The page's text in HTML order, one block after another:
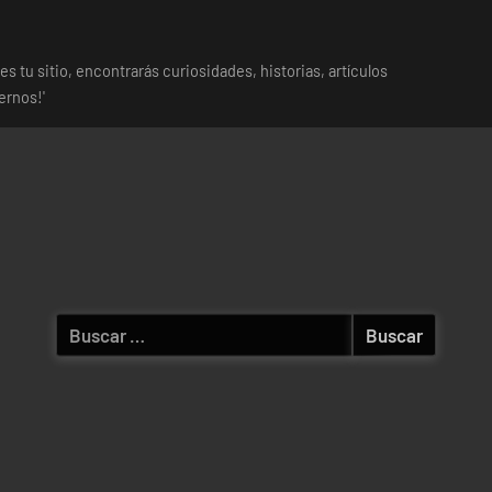
tu sitio, encontrarás curiosidades, historias, artículos
Buscar: